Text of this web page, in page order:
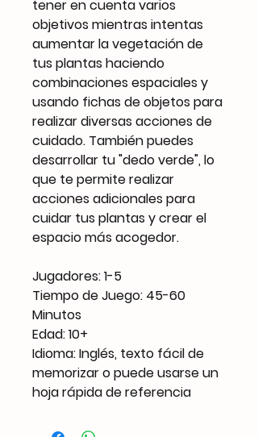
tener en cuenta varios
objetivos mientras intentas
aumentar la vegetación de
tus plantas haciendo
combinaciones espaciales y
usando fichas de objetos para
realizar diversas acciones de
cuidado. También puedes
desarrollar tu "dedo verde", lo
que te permite realizar
acciones adicionales para
cuidar tus plantas y crear el
espacio más acogedor.
Jugadores: 1-5
Tiempo de Juego: 45-60
Minutos
Edad: 10+
Idioma: Inglés, texto fácil de
memorizar o puede usarse un
hoja rápida de referencia